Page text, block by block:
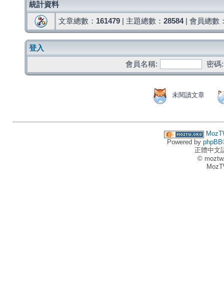
統計資料
文章總數： 161479 | 主題總數： 28584| 會員總數
登入
會員名稱:
密碼:
未閱讀文章
Powered by phpBB
正體中文
©